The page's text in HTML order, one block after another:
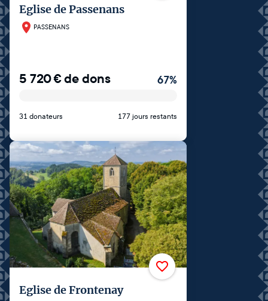
Eglise de Passenans
PASSENANS
5 720€de dons 67%
31 donateurs 177 jours restants
Eglise de Frontenay